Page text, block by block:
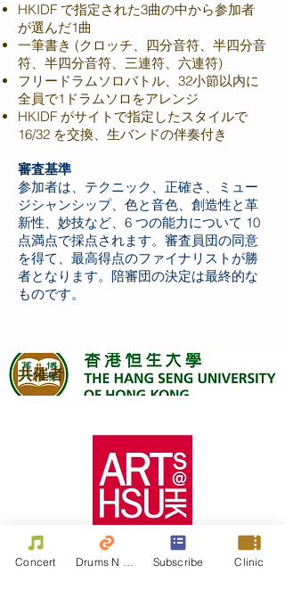
HKIDF で指定された3曲の中から参加者
が選んだ1曲
一筆書き (クロッチ、四分音符、半四分音
符、半四分音符、三連符、六連符)
フリードラムソロバトル、32小節以内に
全員で1ドラムソロをアレンジ
HKIDF がサイトで指定したスタイルで
16/32 を交換、生バンドの伴奏付き
審査基準
参加者は、テクニック、正確さ、ミュー
ジシャンシップ、色と音色、創造性と革
新性、妙技など、6 つの能力について 10
点満点で採点されます。審査員団の同意
を得て、最高得点のファイナリストが勝
者となります。陪審団の決定は最終的な
ものです。
共催者
Concert Subscribe Clinic